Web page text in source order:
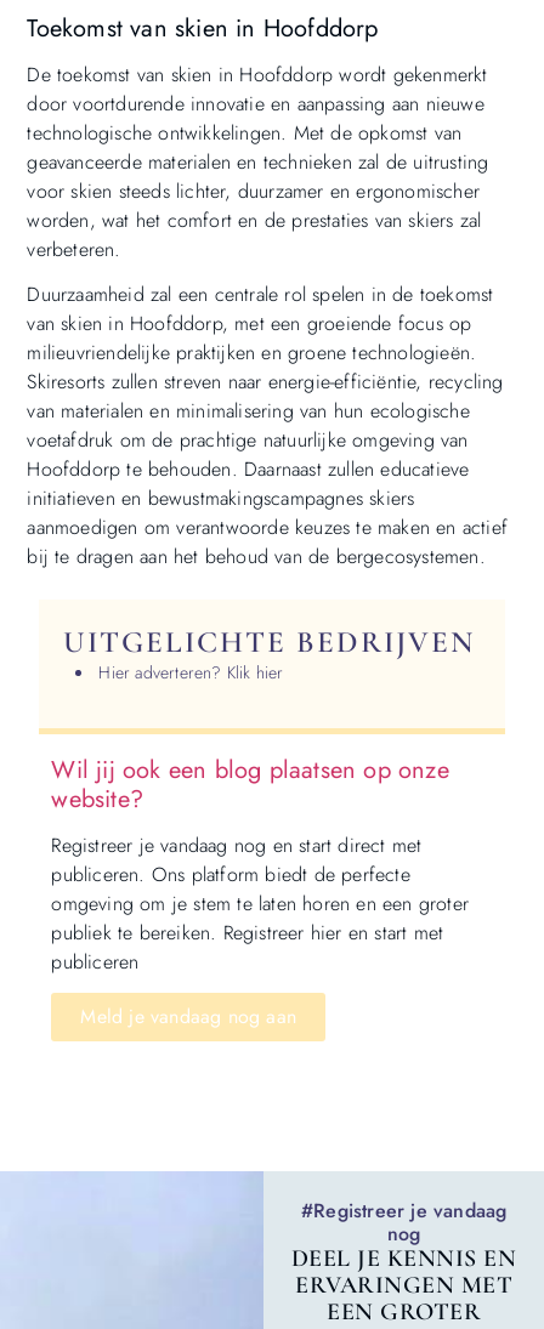
Toekomst van skien in Hoofddorp
De toekomst van skien in Hoofddorp wordt gekenmerkt
door voortdurende innovatie en aanpassing aan nieuwe
technologische ontwikkelingen. Met de opkomst van
geavanceerde materialen en technieken zal de uitrusting
voor skien steeds lichter, duurzamer en ergonomischer
worden, wat het comfort en de prestaties van skiers zal
verbeteren.
Duurzaamheid zal een centrale rol spelen in de toekomst
van skien in Hoofddorp, met een groeiende focus op
milieuvriendelijke praktijken en groene technologieën.
Skiresorts zullen streven naar energie-efficiëntie, recycling
van materialen en minimalisering van hun ecologische
voetafdruk om de prachtige natuurlijke omgeving van
Hoofddorp te behouden. Daarnaast zullen educatieve
initiatieven en bewustmakingscampagnes skiers
aanmoedigen om verantwoorde keuzes te maken en actief
bij te dragen aan het behoud van de bergecosystemen.
UITGELICHTE BEDRIJVEN
Hier adverteren? Klik hier
Wil jij ook een blog plaatsen op onze
website?
Registreer je vandaag nog en start direct met
publiceren. Ons platform biedt de perfecte
omgeving om je stem te laten horen en een groter
publiek te bereiken. Registreer hier en start met
publiceren
Meld je vandaag nog aan
#Registreer je vandaag
nog
DEEL JE KENNIS EN
ERVARINGEN MET
EEN GROTER